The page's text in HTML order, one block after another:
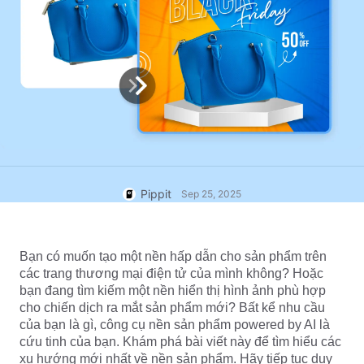
Chỉnh sửa ngay
Shopify, TikTok Shop, Amazon và
các sàn thương mại điện tử khác.
Trung tâm Trợ giúp
Tài khoản Người dùng
Quản lý Tài sản
Xuất bản và Phân tích
Hình ảnh Sản phẩm
Giải pháp Video Một Nhấp
7 Ý tưởng Áp phích Quảng cáo
Mẹo Kinh doanh
Áp phích Sản phẩm được Hỗ
trợ bởi AI
5 Loại Video Kinh doanh Hàng
Tạo Ảnh Bìa Facebook
Hướng dẫn Quảng cáo Video
TikTok
Cách Cắt Video YouTube
Cắt Video cho Instagram
Pippit Sep 25, 2025
Bạn có muốn tạo một nền hấp dẫn cho sản phẩm trên
các trang thương mại điện tử của mình không? Hoặc
bạn đang tìm kiếm một nền hiển thị hình ảnh phù hợp
cho chiến dịch ra mắt sản phẩm mới? Bất kể nhu cầu
của bạn là gì, công cụ nền sản phẩm powered by AI là
cứu tinh của bạn. Khám phá bài viết này để tìm hiểu các
xu hướng mới nhất về nền sản phẩm. Hãy tiếp tục duy